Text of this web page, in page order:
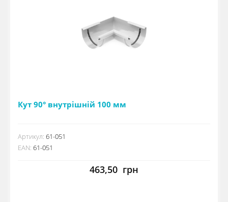
Кут 90° внутрішній 100 мм
Артикул: 61-051
EAN: 61-051
463,50 грн